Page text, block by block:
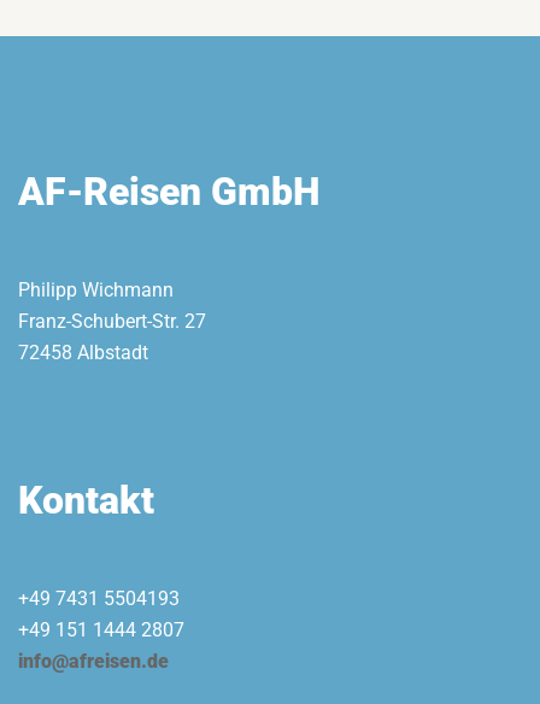
AF-Reisen GmbH
Philipp Wichmann
Franz-Schubert-Str. 27
72458 Albstadt
Kontakt
+49 7431 5504193
+49 151 1444 2807
info@afreisen.de